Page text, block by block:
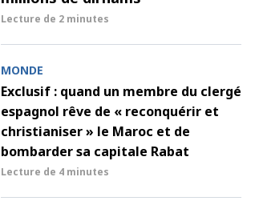
Lecture de 2 minutes
MONDE
Exclusif : quand un membre du clergé
espagnol rêve de « reconquérir et
christianiser » le Maroc et de
bombarder sa capitale Rabat
Lecture de 4 minutes